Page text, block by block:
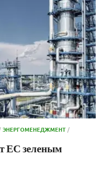
ЭНЕРГОМЕНЕДЖМЕНТ /
ЕС зеленым